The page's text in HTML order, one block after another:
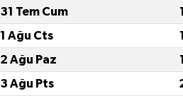
31 Tem Cum
1 Ağu Cts
2 Ağu Paz
3 Ağu Pts